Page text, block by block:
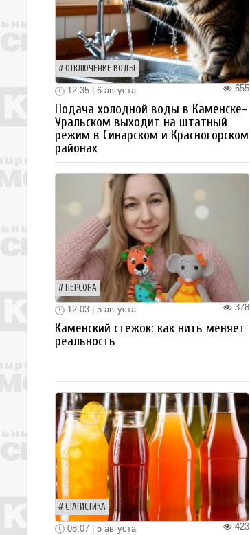
ОТКЛЮЧЕНИЕ ВОДЫ
655
12:35 | 6 августа
Подача холодной воды в Каменске-
Уральском выходит на штатный
режим в Синарском и Красногорском
районах
ПЕРСОНА
378
12:03 | 5 августа
Каменский стежок: как нить меняет
реальность
СТАТИСТИКА
423
08:07 | 5 августа